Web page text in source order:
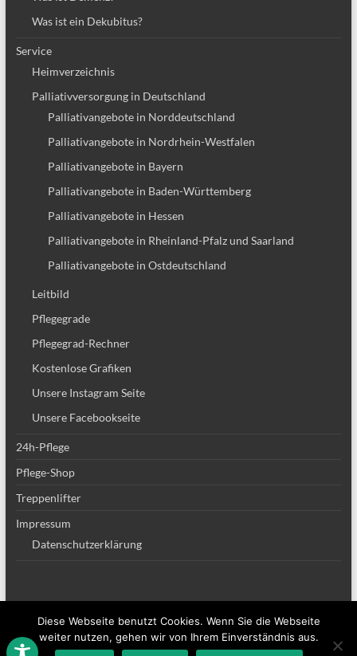
Was ist ein Dekubitus?
Service
Heimverzeichnis
Palliativversorgung in Deutschland
Palliativangebote in Norddeutschland
Palliativangebote in Nordrhein-Westfalen
Palliativangebote in Bayern
Palliativangebote in Baden-Württemberg
Palliativangebote in Hessen
Palliativangebote in Rheinland-Pfalz und Saarland
Palliativangebote in Ostdeutschland
Leitbild
Pflegegrade
Pflegegrad-Rechner
Kostenlose Grafiken
Unsere Instagram Seite
Unsere Facebookseite
24h-Pflege
Pflege-Shop
Treppenlifter
Impressum
Datenschutzerklärung
Copyright © 2026Altenpflege Team. Alle Rechte vorbehalten. ThemeSpacious
von ThemeGrill. Powered by:WordPress.
Diese Webseite benutzt Cookies. Wenn Sie die Webseite
weiter nutzen, gehen wir von Ihrem Einverständnis aus.